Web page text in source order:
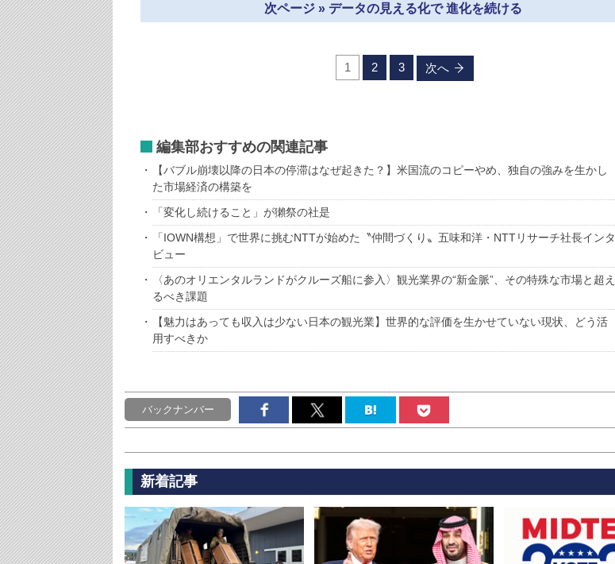
次ページ » データの見える化で 進化を続ける
1 2 3 次へ
編集部おすすめの関連記事
【バブル崩壊以降の日本の停滞はなぜ起きた？】米国流のコピーやめ、独自の強みを生かし
た市場経済の構築を
「変化し続けること」が獺祭の社是
「IOWN構想」で世界に挑むNTTが始めた〝仲間づくり〟五味和洋・NTTリサーチ社長インタ
ビュー
〈あのオリエンタルランドがクルーズ船に参入〉観光業界の“新金脈”、その特殊な市場と超え
るべき課題
【魅力はあっても収入は少ない日本の観光業】世界的な評価を生かせていない現状、どう活
用すべきか
バックナンバー
新着記事